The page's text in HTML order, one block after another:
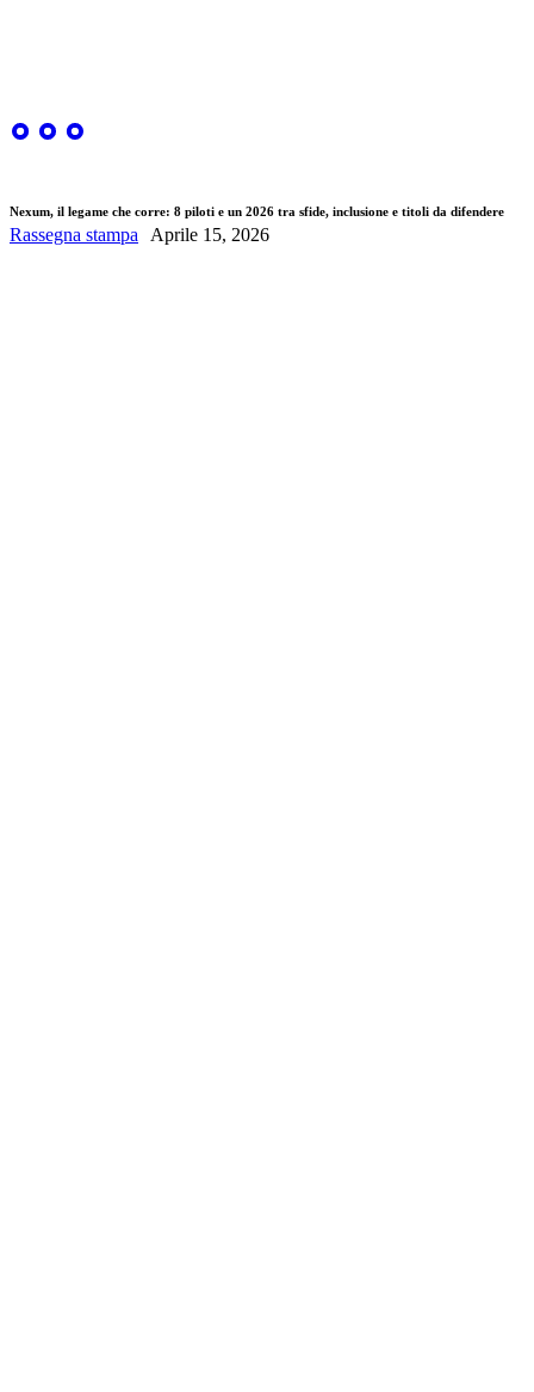
Nexum, il legame che corre: 8 piloti e un 2026 tra sfide, inclusione e titoli da difendere
Rassegna stampa Aprile 15, 2026